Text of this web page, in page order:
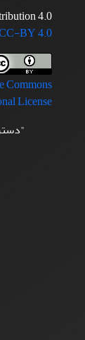
4.0
BY 4.0
Commons
License